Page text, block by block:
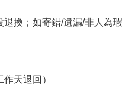
換；如寄錯/遺漏/非人為瑕
天退回）